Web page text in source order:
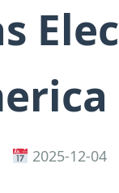
2025-12-04